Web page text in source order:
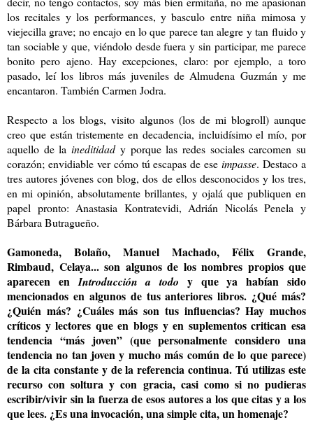
los recitales y los performances, y basculo entre niña mimosa y
viejecilla grave; no encajo en lo que parece tan alegre y tan fluido y
tan sociable y que, viéndolo desde fuera y sin participar, me parece
bonito pero ajeno. Hay excepciones, claro: por ejemplo, a toro
pasado, leí los libros más juveniles de Almudena Guzmán y me
encantaron. También Carmen Jodra.
Respecto a los blogs, visito algunos (los de mi blogroll) aunque
creo que están tristemente en decadencia, incluidísimo el mío, por
aquello de laineditidad y porque las redes sociales carcomen su
corazón; envidiable ver cómo tú escapas de eseimpasse. Destaco a
tres autores jóvenes con blog, dos de ellos desconocidos y los tres,
en mi opinión, absolutamente brillantes, y ojalá que publiquen en
papel pronto: Anastasia Kontratevidi, Adrián Nicolás Penela y
Bárbara Butragueño.
Gamoneda, Bolaño, Manuel Machado, Félix Grande,
Rimbaud, Celaya... son algunos de los nombres propios que
aparecen enIntroducción a todo y que ya habían sido
mencionados en algunos de tus anteriores libros. ¿Qué más?
¿Quién más? ¿Cuáles más son tus influencias? Hay muchos
críticos y lectores que en blogs y en suplementos critican esa
tendencia “más joven” (que personalmente considero una
tendencia no tan joven y mucho más común de lo que parece)
de la cita constante y de la referencia continua. Tú utilizas este
recurso con soltura y con gracia, casi como si no pudieras
escribir/vivir sin la fuerza de esos autores a los que citas y a los
que lees. ¿Es una invocación, una simple cita, un homenaje?